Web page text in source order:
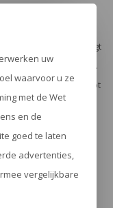
worden
het bedrijf. Dit zorgt
wordt gehandhaafd.
van materialen tot
onafhankelijke
product wordt
en krijgt een
in de eigen
uw
waarvoor u ze
met de Wet
en de
goed te laten
advertenties,
vergelijkbare